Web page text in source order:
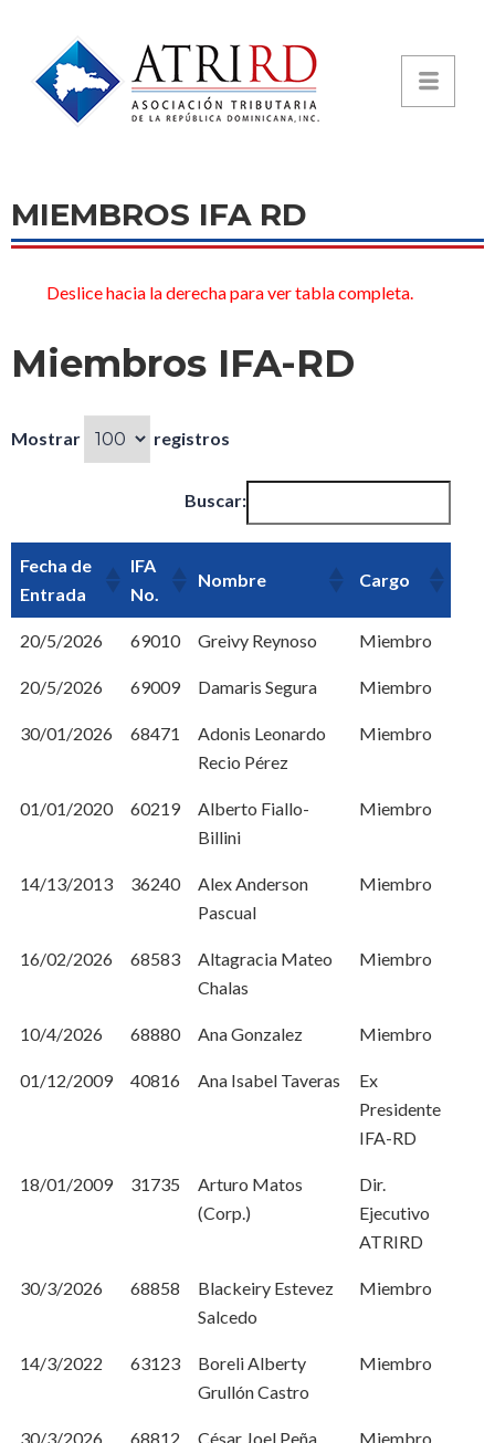
MIEMBROS IFA RD
Deslice hacia la derecha para ver tabla completa.
Miembros IFA-RD
Mostrar registros
Buscar:
Fecha de
Entrada
IFA
No.
Nombre Cargo
20/5/2026 69010 Greivy Reynoso Miembro
20/5/2026 69009 Damaris Segura Miembro
30/01/2026 68471
Adonis Leonardo
Recio Pérez
Miembro
01/01/2020 60219
Alberto Fiallo-
Billini
Miembro
14/13/2013 36240
Alex Anderson
Pascual
Miembro
16/02/2026 68583
Altagracia Mateo
Chalas
Miembro
10/4/2026 68880 Ana Gonzalez Miembro
01/12/2009 40816 Ana Isabel Taveras
Ex
Presidente
IFA-RD
18/01/2009 31735
Arturo Matos
(Corp.)
Dir.
Ejecutivo
ATRIRD
30/3/2026 68858
Blackeiry Estevez
Salcedo
Miembro
14/3/2022 63123
Boreli Alberty
Grullón Castro
Miembro
30/3/2026 68812
César Joel Peña
Miembro